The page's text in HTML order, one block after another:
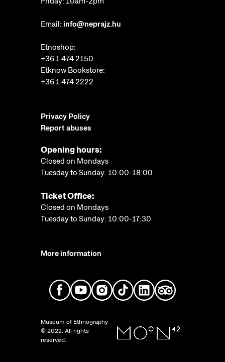
Email: info@neprajz.hu
Etnoshop:
+36 1 474 2150
Etknow Bookstore:
+36 1 474 2222
Privacy Policy
Report abuses
Opening hours:
Closed on Mondays
Tuesday to Sunday: 10:00-18:00
Ticket Office:
Closed on Mondays
Tuesday to Sunday: 10:00-17:30
More information
Museum of Ethnography
© 2022. All rights
reserved.